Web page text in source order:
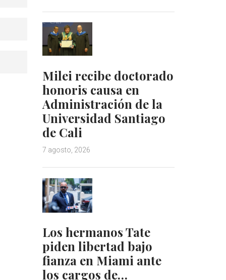
Milei recibe doctorado
honoris causa en
Administración de la
Universidad Santiago
de Cali
7 agosto, 2026
Los hermanos Tate
piden libertad bajo
fianza en Miami ante
los cargos de…